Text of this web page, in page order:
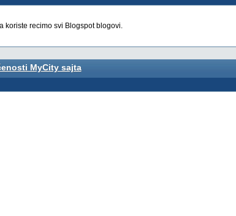
koriste recimo svi Blogspot blogovi.
MyCity sajta